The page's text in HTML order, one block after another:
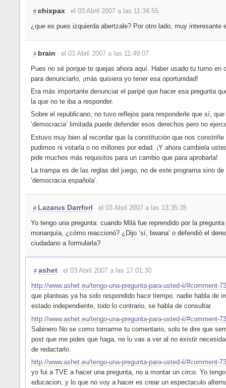
# chixpax
el 03 Abril 2007 a las 11:34:55
¿que es pues izquierda abertzale? Por otro lado, muy interesante
# brain
el 03 Abril 2007 a las 11:49:07
Pues no sé porque te quejas ahora aquí. Haber usado tu turno en
para denunciarlo, ¡más quisiera yo tener esa oportunidad!
Era más importante denunciar el paripé que hacer esa pregunta
la que no te iba a responder.
Sobre el republicano, no tuvo reflejos para responderle que sí,
‘democracia’ limitada puede defender esos derechos pero no
Estuvo muy bien al recordar que la constitución que nos constriñe
pudimos ni votarla o no millones por edad. ¡Y ahora cambiela
pide muchos más requisitos para un cambio que para aprobarla!
La trampa es de las reglas del juego, no de este programa sino de
‘democracia española’.
# Lazarus Darrforl
el 03 Abril 2007 a las 13:35:35
Yo tengo una pregunta: cuando Milá fue reprendido por la
monarquía, ¿cómo reaccionó? ¿Dijo ’sí, bwana’ o defendió el
ciudadano a formularla?
# ashet
el 03 Abril 2007 a las 17:01:30
http://www.ashet.eu/tengo-una-pregunta-para-usted-ii/#comment-
que planteas ya ha sido respondido hace tiempo. nadie habla de
estado independiente, todo lo contrario, se habla de consultar.
http://www.ashet.eu/tengo-una-pregunta-para-usted-ii/#comment-
Sabinero No se como tomarme tu comentario, solo te dire que
post que me pides que haga, no lo vas a ver al no existir
de redactarlo.
http://www.ashet.eu/tengo-una-pregunta-para-usted-ii/#comment-
yo fui a TVE a hacer una pregunta, no a montar un circo. Yo
educacion, y lo que no voy a hacer es crear un espectaculo